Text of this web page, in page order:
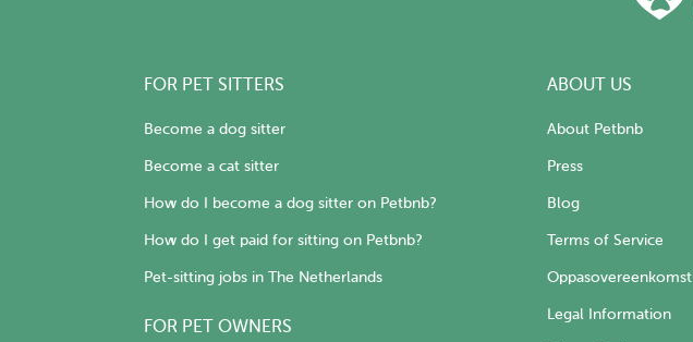
FOR PET SITTERS
Become a dog sitter
Become a cat sitter
How do I become a dog sitter on Petbnb?
How do I get paid for sitting on Petbnb?
Pet-sitting jobs in The Netherlands
FOR PET OWNERS
ABOUT US
About Petbnb
Press
Blog
Terms of Service
Oppasovereenkomst
Legal Information